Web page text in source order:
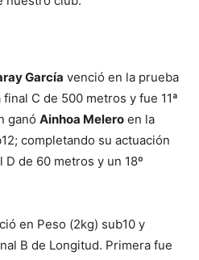
García venció en la prueba
C de 500 metros y fue 11ª
ganó Ainhoa Melero en la
completando su actuación
de 60 metros y un 18º
en Peso (2kg) sub10 y
B de Longitud. Primera fue